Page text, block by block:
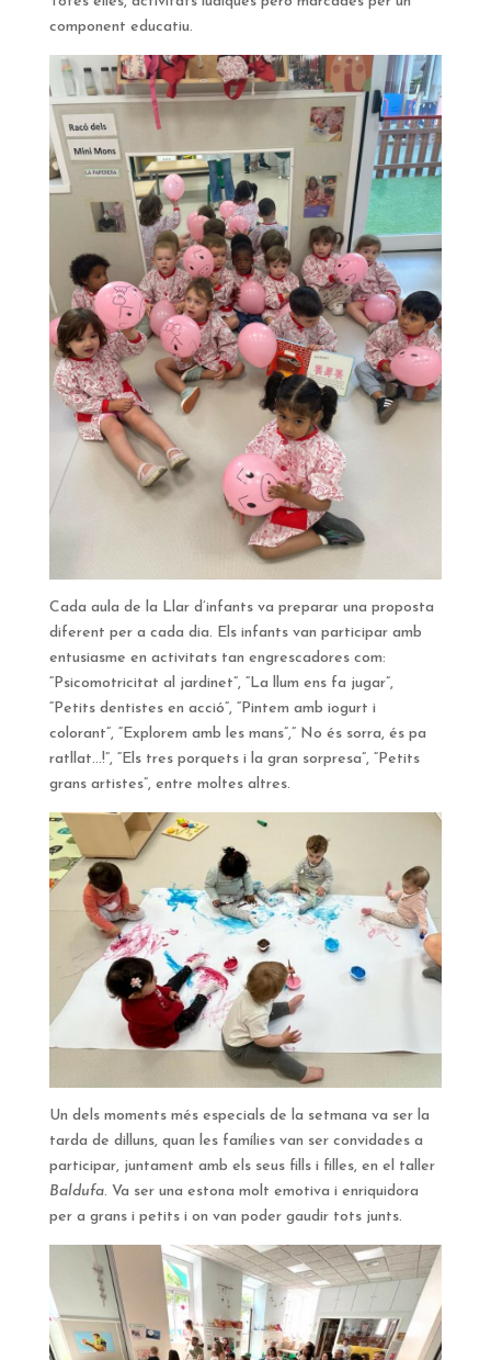
component educatiu.
Cada aula de la Llar d’infants va preparar una proposta
diferent per a cada dia. Els infants van participar amb
entusiasme en activitats tan engrescadores com:
“Psicomotricitat al jardinet”, “La llum ens fa jugar”,
“Petits dentistes en acció”, “Pintem amb iogurt i
colorant”, “Explorem amb les mans”,” No és sorra, és pa
ratllat…!”, “Els tres porquets i la gran sorpresa”, “Petits
grans artistes”, entre moltes altres.
Un dels moments més especials de la setmana va ser la
tarda de dilluns, quan les famílies van ser convidades a
participar, juntament amb els seus fills i filles, en el taller
Baldufa. Va ser una estona molt emotiva i enriquidora
per a grans i petits i on van poder gaudir tots junts.